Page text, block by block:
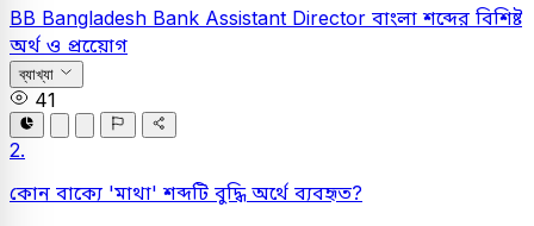
BB Bangladesh Bank Assistant Director বাংলাশব্দের বিশিষ্ট
অর্থ ও প্রয়োেগ
ব্যাখ্যা
41
2.
কোন বাক্যে 'মাথা' শব্দটি বুদ্ধি অর্থে ব্যবহৃত?